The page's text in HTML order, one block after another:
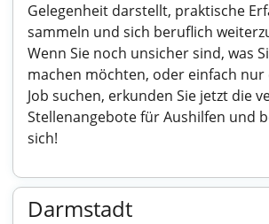
Gelegenheit darstellt, praktische
sammeln und sich beruflich
Wenn Sie noch unsicher sind, was
machen möchten, oder einfach nur
Job suchen, erkunden Sie jetzt die
Stellenangebote für Aushilfen und
sich!
Darmstadt